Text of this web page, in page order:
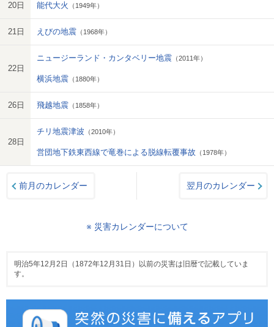
20日 能代大火 （1949年）
21日 えびの地震 （1968年）
22日
ニュージーランド・カンタベリー地震 （2011年）
横浜地震 （1880年）
26日 飛越地震 （1858年）
28日
チリ地震津波 （2010年）
営団地下鉄東西線で竜巻による脱線転覆事故 （1978年）
前月のカレンダー 翌月のカレンダー
※ 災害カレンダーについて
明治5年12月2日（1872年12月31日）以前の災害は旧暦で記載していま
す。